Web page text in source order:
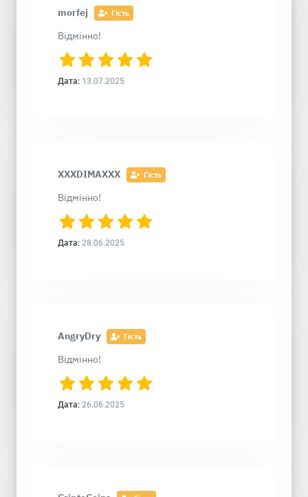
morfej Гість
Відмінно!
Дата: 13.07.2025
XXXDIMAXXX Гість
Відмінно!
Дата: 28.06.2025
AngryDry Гість
Відмінно!
Дата: 26.06.2025